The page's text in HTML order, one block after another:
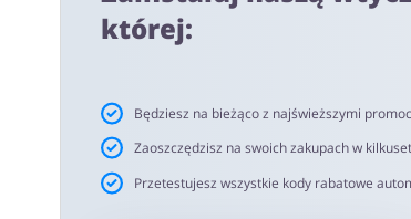
netto. Rekomendujemy korzystanie z
oferujących kody rabatowe lub cashback.
Czas akceptacji cashback:
Średni czas akceptacji Cashback w
której:
Będziesz na bieżąco z najświeższymi
Zaoszczędzisz na swoich zakupach w
Przetestujesz wszystkie kody rabatowe